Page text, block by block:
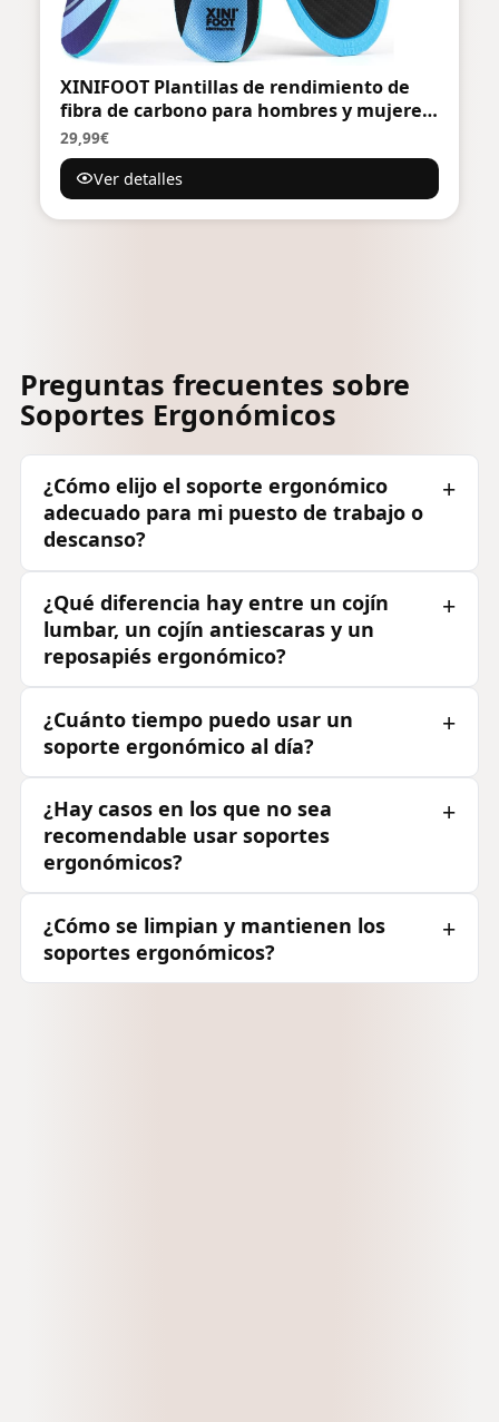
XINIFOOT Plantillas de rendimiento de
fibra de carbono para hombres y mujeres
con soporte ergonómico para el arco
ortopédico y cojín absorbente de golpes
en el talón para correr, plantillas de tenis
29,99€
Ver detalles
Preguntas frecuentes sobre
Soportes Ergonómicos
¿Cómo elijo el soporte ergonómico
adecuado para mi puesto de trabajo o
descanso?
¿Qué diferencia hay entre un cojín
lumbar, un cojín antiescaras y un
reposapiés ergonómico?
¿Cuánto tiempo puedo usar un
soporte ergonómico al día?
¿Hay casos en los que no sea
recomendable usar soportes
ergonómicos?
¿Cómo se limpian y mantienen los
soportes ergonómicos?